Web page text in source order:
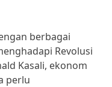
berbagai
Revolusi
Kasali, ekonom
perlu